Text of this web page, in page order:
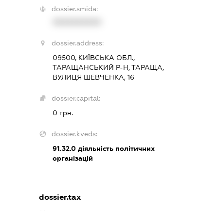
dossier.smida:
dossier.address:
09500, КИЇВСЬКА ОБЛ.,
ТАРАЩАНСЬКИЙ Р-Н, ТАРАЩА,
ВУЛИЦЯ ШЕВЧЕНКА, 16
dossier.capital:
0 грн.
dossier.kveds:
91.32.0діяльність політичних
організацій
dossier.tax